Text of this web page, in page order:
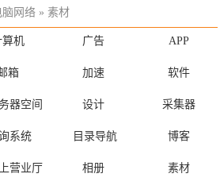
脑网络 » 素材
算机 广告 APP
箱 加速 软件
器空间 设计 采集器
系统 目录导航 博客
营业厅 相册 素材